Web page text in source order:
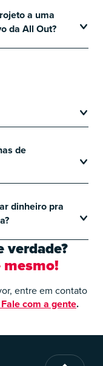
a uma
da All Out?
de
dinheiro pra
verdade?
entre em contato
com a gente.